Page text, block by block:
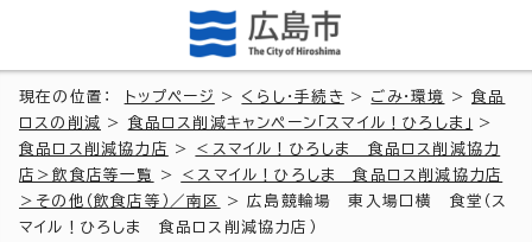
現在の位置： トップページ > くらし・手続き > ごみ・環境 >食品
ロスの削減 > 食品ロス削減キャンペーン「スマイル！ひろしま」
>
食品ロス削減協力店
>
＜スマイル！ひろしま 食品ロス削減協力
店＞飲食店等一覧
>
＜スマイル！ひろしま 食品ロス削減協力店
＞その他（飲食店等）／南区
> 広島競輪場 東入場口横 食堂（ス
マイル！ひろしま 食品ロス削減協力店）